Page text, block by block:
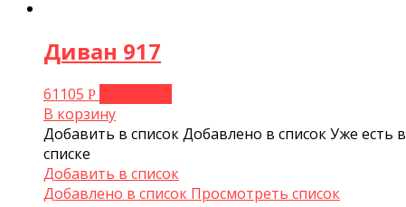
Диван 917
61105 Р
В корзину
Добавить в списокДобавлено в списокУже есть в
списке
Добавить в список
Добавлено в список Просмотреть список